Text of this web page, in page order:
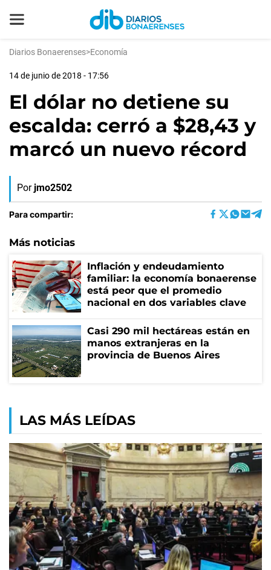
Diarios Bonaerenses>Economía
14 de junio de 2018 - 17:56
El dólar no detiene su
escalda: cerró a $28,43 y
marcó un nuevo récord
Por jmo2502
Para compartir:
Más noticias
Inflación y endeudamiento
familiar: la economía bonaerense
está peor que el promedio
nacional en dos variables clave
Casi 290 mil hectáreas están en
manos extranjeras en la
provincia de Buenos Aires
LAS MÁS LEÍDAS